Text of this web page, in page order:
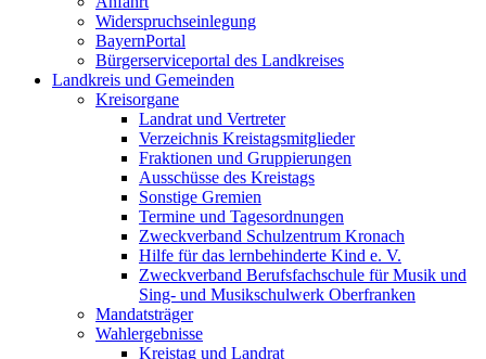
Widerspruchseinlegung
BayernPortal
Bürgerserviceportal des Landkreises
Landkreis und Gemeinden
Kreisorgane
Landrat und Vertreter
Verzeichnis Kreistagsmitglieder
Fraktionen und Gruppierungen
Ausschüsse des Kreistags
Sonstige Gremien
Termine und Tagesordnungen
Zweckverband Schulzentrum Kronach
Hilfe für das lernbehinderte Kind e. V.
Zweckverband Berufsfachschule für Musik und
Sing- und Musikschulwerk Oberfranken
Mandatsträger
Wahlergebnisse
Kreistag und Landrat